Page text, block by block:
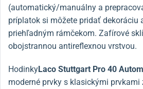
(automatický/manuálny a
príplatok si môžete pridať dekoráciu
priehľadným rámčekom. Zafírové
obojstrannou antireflexnou vrstvou.
HodinkyLaco Stuttgart Pro 40
moderné prvky s klasickými prvkami